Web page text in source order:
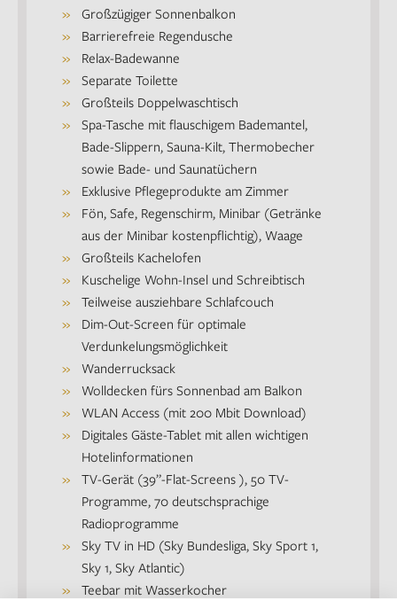
Großzügiger Sonnenbalkon
Barrierefreie Regendusche
Relax-Badewanne
Separate Toilette
Großteils Doppelwaschtisch
Spa-Tasche mit flauschigem Bademantel,
Bade-Slippern, Sauna-Kilt, Thermobecher
sowie Bade- und Saunatüchern
Exklusive Pflegeprodukte am Zimmer
Fön, Safe, Regenschirm, Minibar (Getränke
aus der Minibar kostenpflichtig), Waage
Großteils Kachelofen
Kuschelige Wohn-Insel und Schreibtisch
Teilweise ausziehbare Schlafcouch
Dim-Out-Screen für optimale
Verdunkelungsmöglichkeit
Wanderrucksack
Wolldecken fürs Sonnenbad am Balkon
WLAN Access (mit 200 Mbit Download)
Digitales Gäste-Tablet mit allen wichtigen
Hotelinformationen
TV-Gerät (39”-Flat-Screens ), 50 TV-
Programme, 70 deutschsprachige
Radioprogramme
Sky TV in HD (Sky Bundesliga, Sky Sport 1,
Sky 1, Sky Atlantic)
Teebar mit Wasserkocher